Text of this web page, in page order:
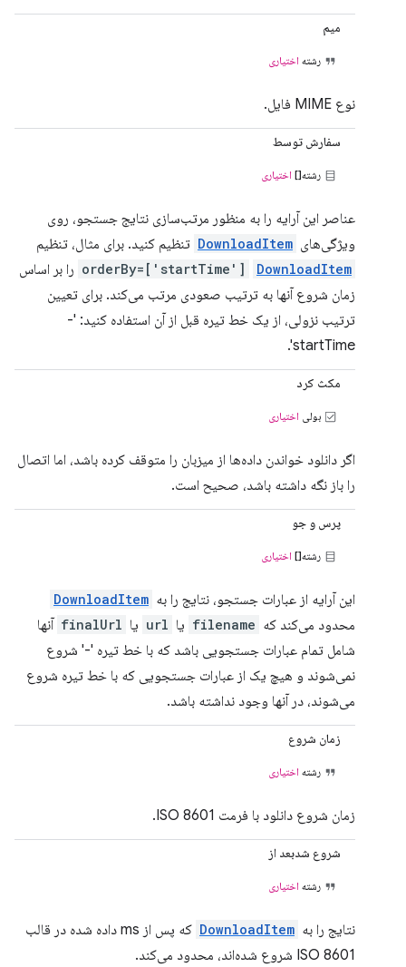
میم
رشته اختیاری
نوع MIME فایل.
سفارش توسط
رشته[] اختیاری
عناصر این آرایه را به منظور مرتب‌سازی نتایج جستجو، روی
ویژگی‌های DownloadItem تنظیم کنید. برای مثال، تنظیم
orderBy=['startTime'] DownloadItem
را بر اساس
زمان شروع آنها به ترتیب صعودی مرتب می‌کند. برای تعیین
ترتیب نزولی، از یک خط تیره قبل از آن استفاده کنید: '-
startTime'.
مکث کرد
بولی اختیاری
اگر دانلود خواندن داده‌ها از میزبان را متوقف کرده باشد، اما اتصال
را باز نگه داشته باشد، صحیح است.
پرس و جو
رشته[] اختیاری
این آرایه از عبارات جستجو، نتایج را به DownloadItem
محدود می‌کند که filename یا url یا finalUrl آنها
شامل تمام عبارات جستجویی باشد که با خط تیره '-' شروع
نمی‌شوند و هیچ یک از عبارات جستجویی که با خط تیره شروع
می‌شوند، در آنها وجود نداشته باشد.
زمان شروع
رشته اختیاری
زمان شروع دانلود با فرمت ISO 8601.
شروع شدبعد از
رشته اختیاری
نتایج را به DownloadItem
که پس از ms داده شده در قالب
ISO 8601 شروع شده‌اند، محدود می‌کند.